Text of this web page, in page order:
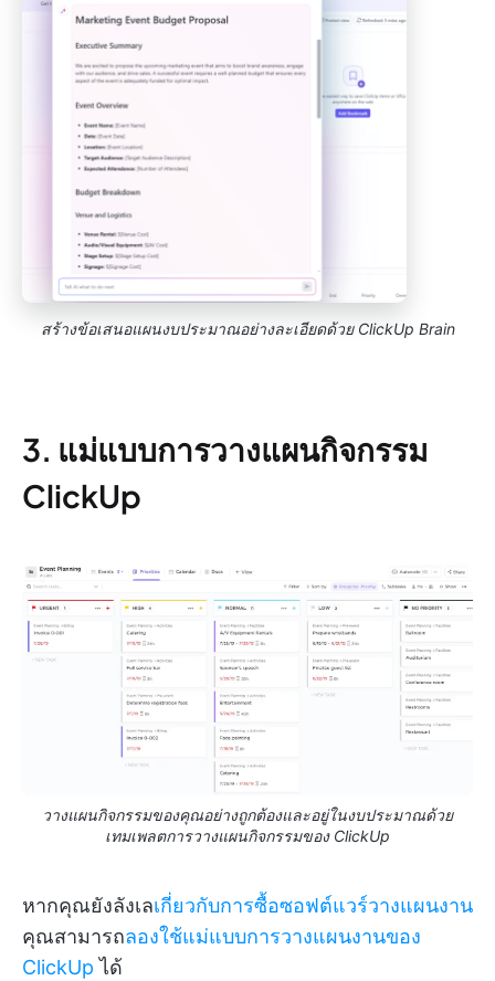
สร้างข้อเสนอแผนงบประมาณอย่างละเอียดด้วย ClickUp Brain
3. แม่แบบการวางแผนกิจกรรม
ClickUp
วางแผนกิจกรรมของคุณอย่างถูกต้องและอยู่ในงบประมาณด้วย
เทมเพลตการวางแผนกิจกรรมของ ClickUp
หากคุณยังลังเลเกี่ยวกับการซื้อซอฟต์แวร์วางแผนงาน
คุณสามารถลองใช้แม่แบบการวางแผนงานของ
ClickUp ได้